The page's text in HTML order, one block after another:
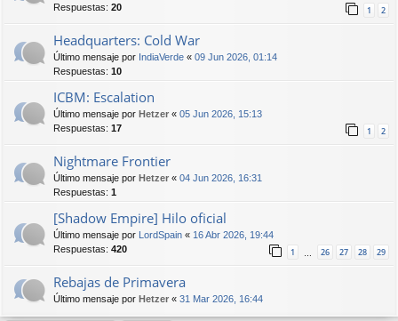
Respuestas: 20 1 2
Headquarters: Cold War
Último mensaje por IndiaVerde « 09 Jun 2026, 01:14
Respuestas: 10
ICBM: Escalation
Último mensaje por Hetzer « 05 Jun 2026, 15:13
Respuestas: 17 1 2
Nightmare Frontier
Último mensaje por Hetzer « 04 Jun 2026, 16:31
Respuestas: 1
[Shadow Empire] Hilo oficial
Último mensaje por LordSpain « 16 Abr 2026, 19:44
Respuestas: 420 1 … 26 27 28 29
Rebajas de Primavera
Último mensaje por Hetzer « 31 Mar 2026, 16:44